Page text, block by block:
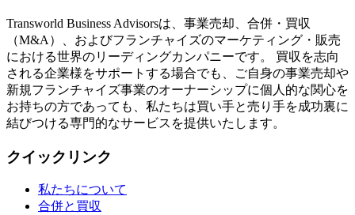
Transworld Business Advisorsは、事業売却、合併・買収
（M&A）、およびフランチャイズのマーケティング・販売
における世界のリーディングカンパニーです。 買収を志向
される企業様をサポートする場合でも、ご自身の事業売却や
新規フランチャイズ事業のオーナーシップに個人的な関心を
お持ちの方であっても、私たちは買い手と売り手を成功裏に
結びつける専門的なサービスを提供いたします。
クイックリンク
私たちについて
合併と買収